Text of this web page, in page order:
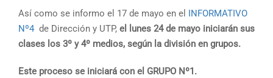
Así como se informo el 17 de mayo en el INFORMATIVO
Nº4 de Dirección y UTP, el lunes 24 de mayo iniciarán sus
clases los 3º y 4º medios, según la división en grupos.
Este proceso se iniciará con el GRUPO Nº1.